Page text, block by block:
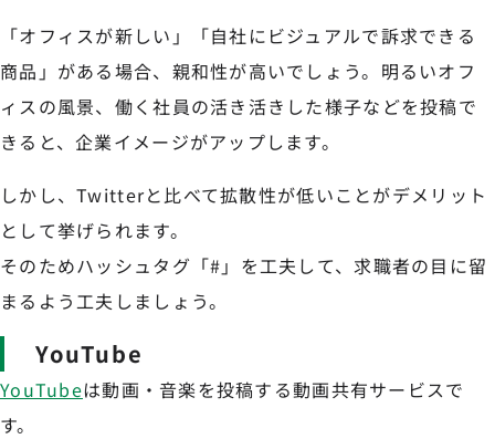
「オフィスが新しい」「自社にビジュアルで訴求できる
商品」がある場合、親和性が高いでしょう。明るいオフ
ィスの風景、働く社員の活き活きした様子などを投稿で
きると、企業イメージがアップします。
しかし、Twitterと比べて拡散性が低いことがデメリット
として挙げられます。
そのためハッシュタグ「#」を工夫して、求職者の目に留
まるよう工夫しましょう。
YouTube
YouTubeは動画・音楽を投稿する動画共有サービスで
す。